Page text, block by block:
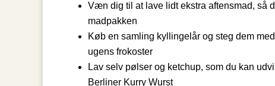
Væn dig til at lave lidt ekstra aftensmad, så
madpakken
Køb en samling kyllingelår og steg dem
ugens frokoster
Lav selv pølser og ketchup, som du kan
Berliner Kurry Wurst